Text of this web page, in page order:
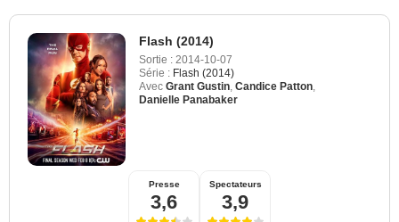
Flash (2014)
Sortie : 2014-10-07
Série : Flash (2014)
Avec Grant Gustin, Candice Patton,
Danielle Panabaker
Presse
3,6
Spectateurs
3,9